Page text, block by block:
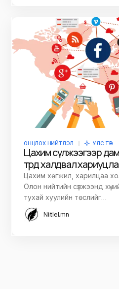
ОНЦЛОХ НИЙТЛЭЛ УЛС ТӨР
Цахим сүлжээгээр
төрд халдвал
Цахим хөгжил, харилцаа
Олон нийтийн сүлжээнд
тухай хуулийн төслийг…
Niitlel.mn